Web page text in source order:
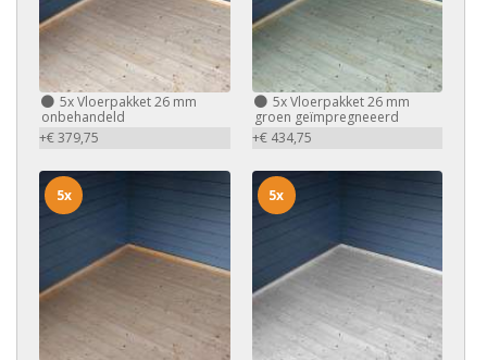
5xVloerpakket 26 mm
onbehandeld
+€ 379,75
5xVloerpakket 26 mm
groen geïmpregneeerd
+€ 434,75
5x 5x